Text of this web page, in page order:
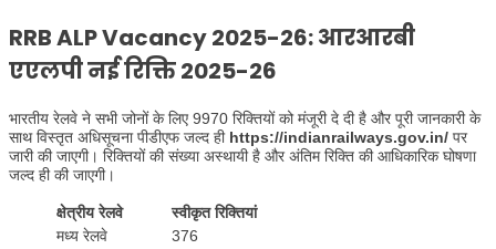
RRB ALP Vacancy 2025-26: आरआरबी
एएलपी नई रिक्ति 2025-26
भारतीय रेलवे ने सभी जोनों के लिए 9970 रिक्तियों को मंजूरी दे दी है और पूरी जानकारी के
साथ विस्तृत अधिसूचना पीडीएफ जल्द ही https://indianrailways.gov.in/ पर
जारी की जाएगी। रिक्तियों की संख्या अस्थायी है और अंतिम रिक्ति की आधिकारिक घोषणा
जल्द ही की जाएगी।
क्षेत्रीय रेलवे
स्वीकृत रिक्तियां
मध्य रेलवे
376